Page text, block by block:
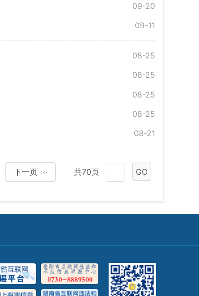
09-20
09-11
08-25
08-25
08-25
08-25
08-21
下一页 >> 共70页 GO